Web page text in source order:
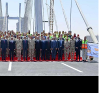
الفرج